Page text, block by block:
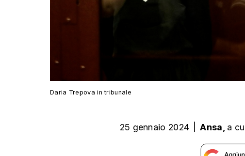
Daria Trepova in tribunale
25 gennaio 2024 Ansa, a